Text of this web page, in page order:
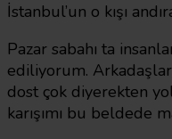
İstanbul’un o kışı
Pazar sabahı ta
ediliyorum.
dost çok diyerekten
karışımı bu beldede